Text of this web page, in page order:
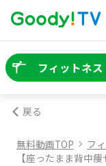
フィットネス
戻る
無料動画TOP フ
【座ったまま背中